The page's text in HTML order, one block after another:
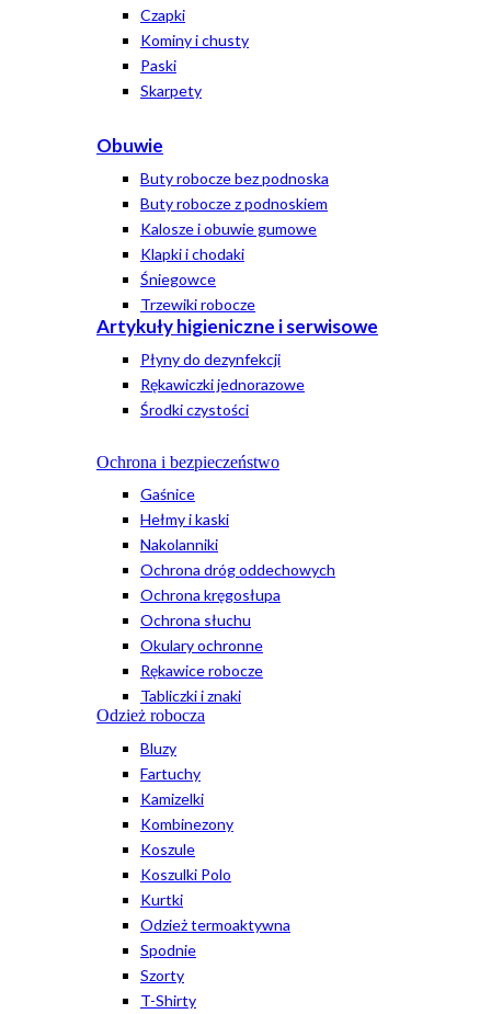
Czapki
Kominy i chusty
Paski
Skarpety
Obuwie
Buty robocze bez podnoska
Buty robocze z podnoskiem
Kalosze i obuwie gumowe
Klapki i chodaki
Śniegowce
Trzewiki robocze
Artykuły higieniczne i serwisowe
Płyny do dezynfekcji
Rękawiczki jednorazowe
Środki czystości
Ochrona i bezpieczeństwo
Gaśnice
Hełmy i kaski
Nakolanniki
Ochrona dróg oddechowych
Ochrona kręgosłupa
Ochrona słuchu
Okulary ochronne
Rękawice robocze
Tabliczki i znaki
Odzież robocza
Bluzy
Fartuchy
Kamizelki
Kombinezony
Koszule
Koszulki Polo
Kurtki
Odzież termoaktywna
Spodnie
Szorty
T-Shirty